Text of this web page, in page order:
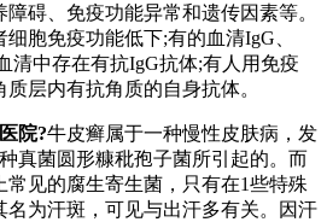
碍、免疫功能异常和遗传因素等。
胞免疫功能低下;有的血清IgG、
清中存在有抗IgG抗体;有人用免疫
层内有抗角质的自身抗体。
院?牛皮癣属于一种慢性皮肤病，发
真菌圆形糠秕孢子菌所引起的。而
见的腐生寄生菌，只有在1些特殊
名为汗斑，可见与出汗多有关。因汗